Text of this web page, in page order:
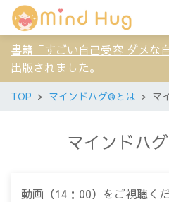
書籍「すごい自己受容 ダメな
出版されました。
TOP マインドハグ®とは マ
マインドハ
動画（14：00）をご視聴く